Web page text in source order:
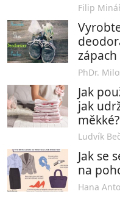
Filip
PhDr.
Jak
jak
měkké?
Ludvík
Jak se
na
Hana